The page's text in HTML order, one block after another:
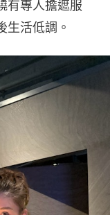
有專人擔遮服
生活低調。